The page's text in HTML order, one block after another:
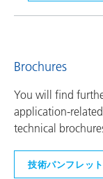
Brochures
You will find
application-
technical
技術パンフレット